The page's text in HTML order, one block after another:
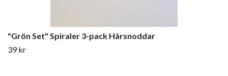
"Grön Set" Spiraler 3-pack Hårsnoddar
39 kr